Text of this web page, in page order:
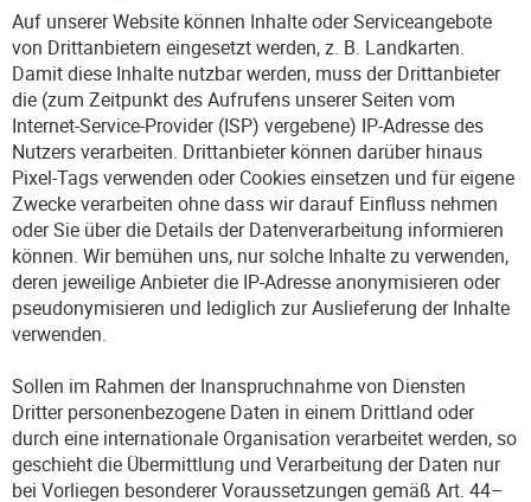
Auf unserer Website können Inhalte oder Serviceangebote
von Drittanbietern eingesetzt werden, z. B. Landkarten.
Damit diese Inhalte nutzbar werden, muss der Drittanbieter
die (zum Zeitpunkt des Aufrufens unserer Seiten vom
Internet-Service-Provider (ISP) vergebene) IP-Adresse des
Nutzers verarbeiten. Drittanbieter können darüber hinaus
Pixel-Tags verwenden oder Cookies einsetzen und für eigene
Zwecke verarbeiten ohne dass wir darauf Einfluss nehmen
oder Sie über die Details der Datenverarbeitung informieren
können. Wir bemühen uns, nur solche Inhalte zu verwenden,
deren jeweilige Anbieter die IP-Adresse anonymisieren oder
pseudonymisieren und lediglich zur Auslieferung der Inhalte
verwenden.
Sollen im Rahmen der Inanspruchnahme von Diensten
Dritter personenbezogene Daten in einem Drittland oder
durch eine internationale Organisation verarbeitet werden, so
geschieht die Übermittlung und Verarbeitung der Daten nur
bei Vorliegen besonderer Voraussetzungen gemäß Art. 44–